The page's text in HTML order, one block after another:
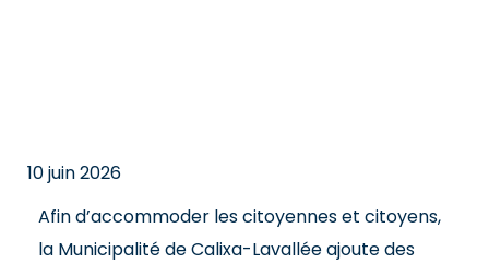
10 juin 2026
Afin d’accommoder les citoyennes et citoyens,
la Municipalité de Calixa-Lavallée ajoute des